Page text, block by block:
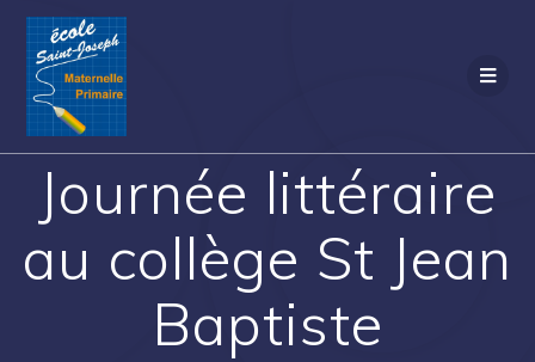
Journée littéraire
au collège St Jean
Baptiste